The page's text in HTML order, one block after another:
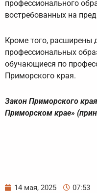
профессионального
востребованных на
Кроме того, расширены
профессиональных
обучающиеся по
Приморского края.
Закон Приморского
Приморском крае»
14 мая, 2025 07:53